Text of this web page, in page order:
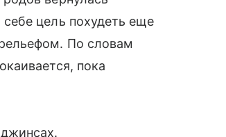
цель похудеть еще
По словам
пока